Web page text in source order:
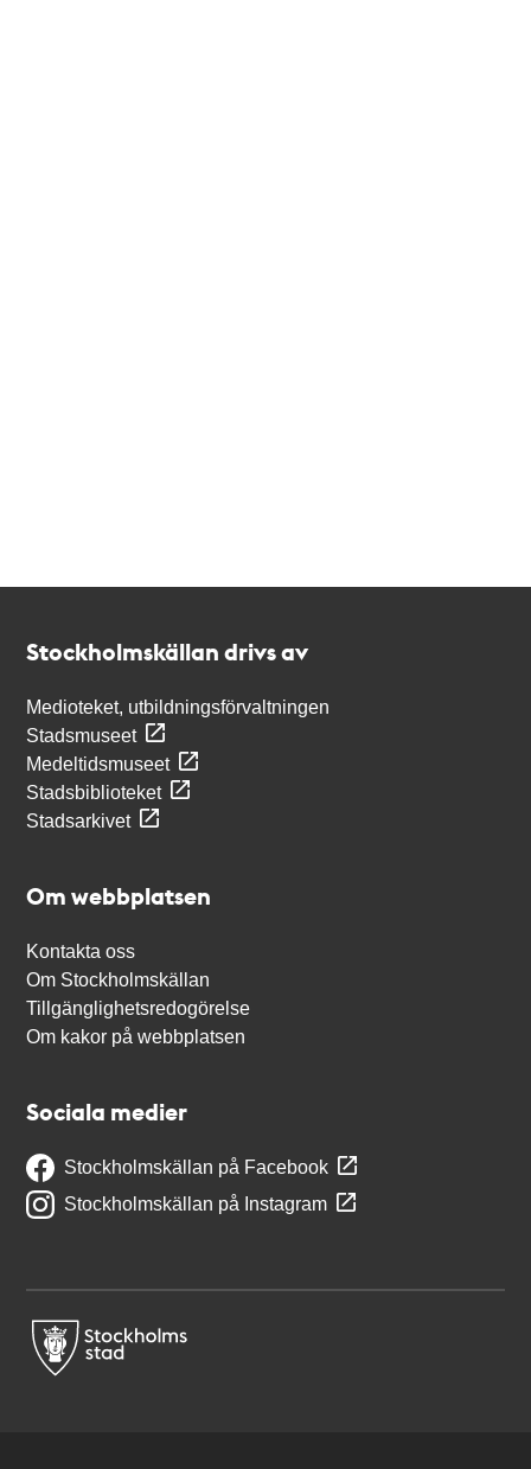
Stockholmskällan drivs av
Medioteket, utbildningsförvaltningen
Stadsmuseet
Medeltidsmuseet
Stadsbiblioteket
Stadsarkivet
Om webbplatsen
Kontakta oss
Om Stockholmskällan
Tillgänglighetsredogörelse
Om kakor på webbplatsen
Sociala medier
Stockholmskällan på Facebook
Stockholmskällan på Instagram